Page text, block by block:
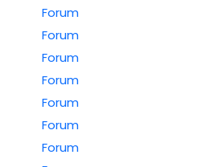
Forum
Forum
Forum
Forum
Forum
Forum
Forum